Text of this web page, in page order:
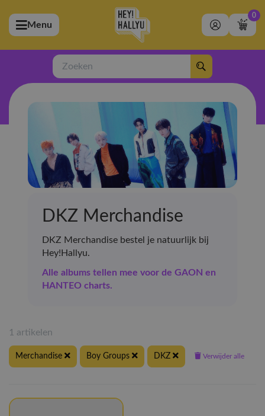
(Artiesten)
(Merchandise)
(Exclusive)
(Winkel)
Menu
0
Zoeken
DKZ Merchandise
DKZ Merchandise bestel je natuurlijk bij
Hey!Hallyu.
Alle albums tellen mee voor de GAON en
HANTEO charts.
1 artikelen
Merchandise Boy Groups DKZ Verwijder alle